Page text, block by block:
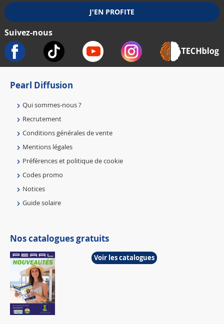
Suivez-nous
Pearl Diffusion
Qui sommes-nous ?
Recrutement
Conditions générales de vente
Mentions légales
Préférences et politique de cookie
Codes promo
Notices
Guide solaire
Nos catalogues gratuits
Voir les catalogues